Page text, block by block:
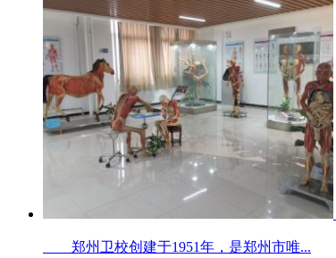
郑州卫校创建于1951年，是郑州市唯...